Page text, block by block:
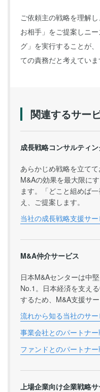
ご依頼主の戦略を理解
お相手」をご提案しニ
グ」を実行することが
ての責務だと考えていま
関連するサー
成長戦略コンサルティ
あらかじめ戦略を立てて
M&Aの効果を最大限に
ます。「どこと組めば
え、ご提案します。
当社の成長戦略支援サー
M&A仲介サービス
日本M&Aセンターは中
No.1。日本経済を支え
するため、M&A支援サ
流れから知る当社のサー
事業会社とのパートナー
ファンドとのパートナー
上場企業向け企業戦略